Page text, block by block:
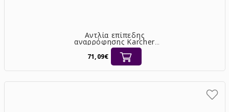
Αντλία επίπεδης
αναρρόφησης Karcher
SP 9.000 Flat υποβρύχια
9.000 l/h [1.645-810.0]
71,09€